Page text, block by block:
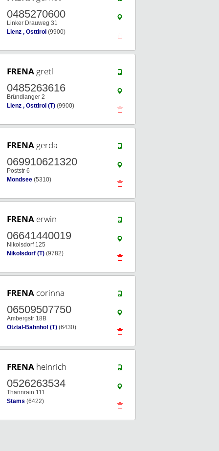
0485270600
Linker Drauweg 31
Lienz , Osttirol (9900)
FRENA gretl
0485263616
Bründlanger 2
Lienz , Osttirol (T) (9900)
FRENA gerda
069910621320
Poststr 6
Mondsee (5310)
FRENA erwin
06641440019
Nikolsdorf 125
Nikolsdorf (T) (9782)
FRENA corinna
06509507750
Ambergstr 18B
Ötztal-Bahnhof (T) (6430)
FRENA heinrich
0526263534
Thannrain 111
Stams (6422)